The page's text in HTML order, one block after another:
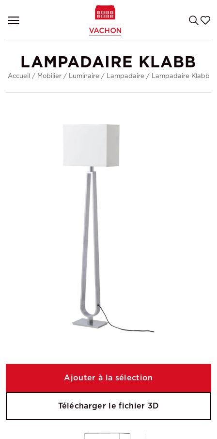
LAMPADAIRE KLABB
Accueil / Mobilier/ Luminaire / Lampadaire / Lampadaire Klabb
Ajouter à la sélection
Télécharger le fichier 3D